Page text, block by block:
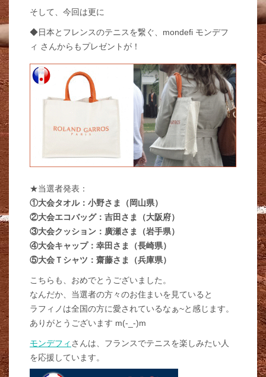
そして、今回は更に
◆日本とフレンスのテニスを繋ぐ、mondefi モンデフ
ィ さんからもプレゼントが！
★当選者発表：
①大会タオル：小野さま（岡山県）
②大会エコバッグ：吉田さま（大阪府）
③大会クッション：廣瀬さま（岩手県）
④大会キャップ：幸田さま（長崎県）
⑤大会Ｔシャツ：齋藤さま（兵庫県）
こちらも、おめでとうございました。
なんだか、当選者の方々のお住まいを見ていると
ラフィノは全国の方に愛されているなぁ~と感じます。
ありがとうございます m(-_-)m
モンデフィ さんは、フランスでテニスを楽しみたい人
を応援しています。